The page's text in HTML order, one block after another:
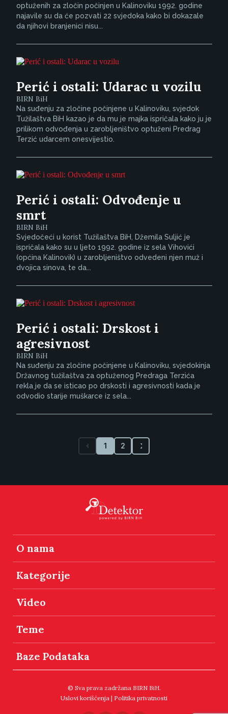
optuženih za zločin počinjen u Kalinoviku 1992. godine
najavile su da će pozvati 22 svjedoka kako bi dokazale
da njihovi branjenici nisu...
Perić i ostali: Udarac u vozilu
BIRN BiH
Na suđenju za zločine počinjene u Kalinoviku, svjedok
Tužilaštva BiH kazao je da mu je majka ispričala kako ju je
prilikom odvođenja u zarobljeništvo optuženi Predrag
Terzić udarcem onesvijestio.
Perić i ostali: Odvođenje u
smrt
BIRN BiH
Svjedočeći u korist Tužilaštva BiH, Džemila Suljić je
ispričala kako su u ljeto 1992. godine iz sela Vihovići
(općina Kalinovik) u zarobljeništvo odvedeni njen muž i
dvojica sinova, te da...
Perić i ostali: Drskost i
agresivnost
BIRN BiH
Na suđenju za zločine počinjene u Kalinoviku, svjedokinja
Državnog tužilaštva za optuženog Predraga Terzića
rekla je da se isticao po drskosti i agresivnosti kada je
odvodio starije muškarce iz sela...
1 2
O nama
Kategorije
Video
Teme
Baze Podataka
© Sva prava zadržana BIRN BiH.
Uslovi korišćenja | Politika privatnosti